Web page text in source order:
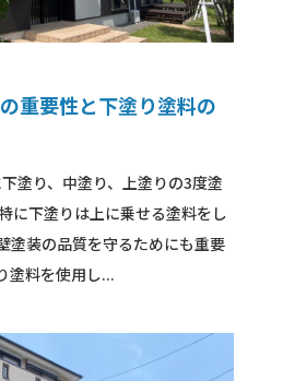
重要性と下塗り塗料の
塗り、中塗り、上塗りの3度塗
に下塗りは上に乗せる塗料をし
塗装の品質を守るためにも重要
塗料を使用し...